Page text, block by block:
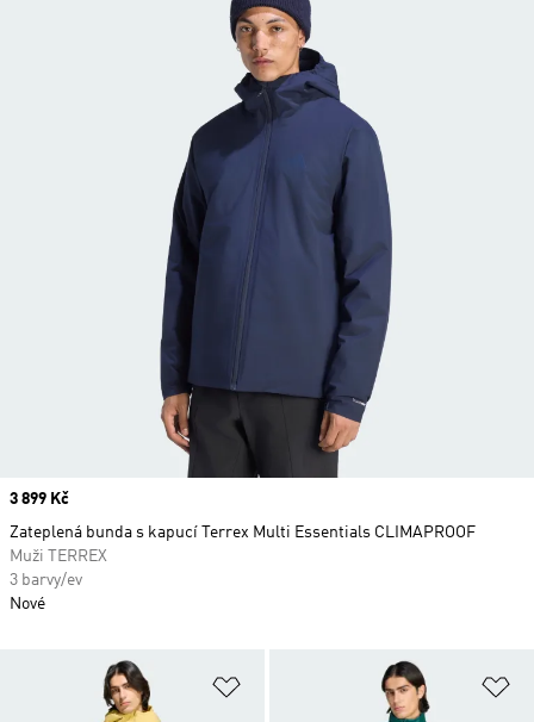
Přidat do seznamu přání
Price
3 899 Kč
Zateplená bunda s kapucí Terrex Multi Essentials CLIMAPROOF
Muži TERREX
3 barvy/ev
Nové